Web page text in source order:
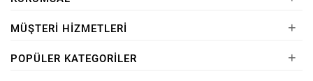
MÜŞTERI HIZMETLERI +
POPÜLER KATEGORILER +